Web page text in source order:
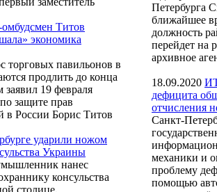
омбудсмен Титов
экономика
торговых павильонов в
продлить до конца
заявил 19 февраля
защите прав
в России Борис Титов
ударили ножом
Украины
нанес
консульства
столице.
Петербурга
ближайшее
должность
перейдет на
архивное
18.09.2020
дефицита
отчисления
Санкт-
механики и
проблему
помощью